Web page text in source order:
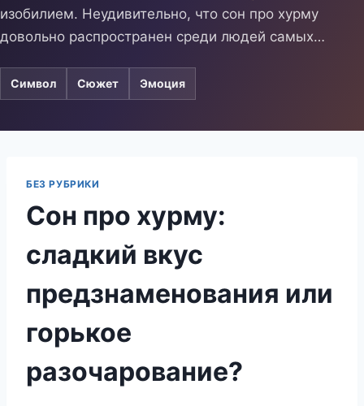
изобилием. Неудивительно, что сон про хурму
довольно распространен среди людей самых…
Символ Сюжет Эмоция
БЕЗ РУБРИКИ
Сон про хурму:
сладкий вкус
предзнаменования или
горькое
разочарование?